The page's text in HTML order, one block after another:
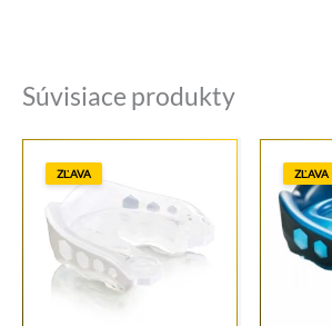
Súvisiace produkty
ZĽAVA ZĽAVA